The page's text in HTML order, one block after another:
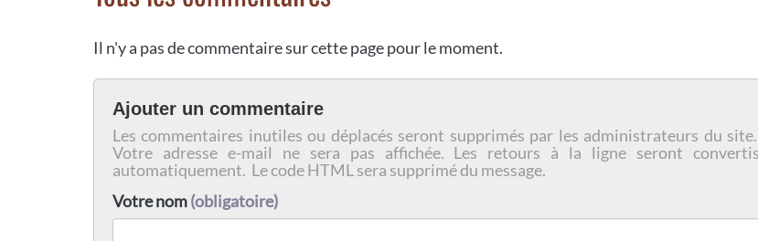
Il n'y a pas de commentaire sur cette page pour le moment.
Ajouter un commentaire
Les commentaires inutiles ou déplacés seront supprimés par les administrateurs du site.
Votre adresse e-mail ne sera pas affichée. Les retours à la ligne seront convertis
automatiquement. Le code HTML sera supprimé du message.
Votre nom(obligatoire)